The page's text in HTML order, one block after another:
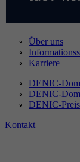
Über uns
Karriere
DENIC-
DENIC-
DENIC-
Kontakt